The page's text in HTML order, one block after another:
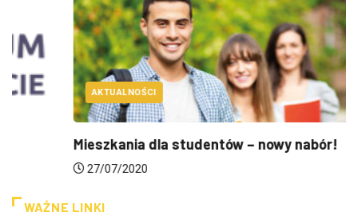
AKTUALNOŚCI
Mieszkania dla studentów – nowy nabór!
27/07/2020
WAŻNE LINKI